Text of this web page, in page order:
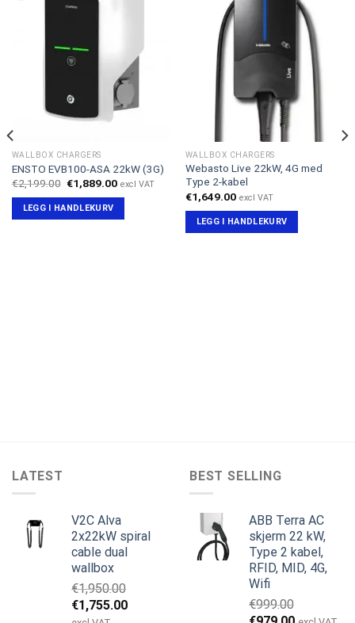
WALLBOX CHARGERS
ENSTO EVB100-ASA 22kW (3G)
€2,199.00 Opprinnelig
pris
var:
€2,199.00.
€1,889.00Nåværende
excl VAT
LEGG I HANDLEKURV
WALLBOX CHARGERS
Webasto Live 22kW, 4G med
Type 2-kabel
€1,649.00 excl VAT
LEGG I HANDLEKURV
LATEST
V2C Alva
2x22kW spiral
cable dual
wallbox
€1,950.00
Opprinnelig
€1,755.00Nåværende
BEST SELLING
ABB Terra AC
skjerm 22 kW,
Type 2 kabel,
RFID, MID, 4G,
Wifi
€999.00